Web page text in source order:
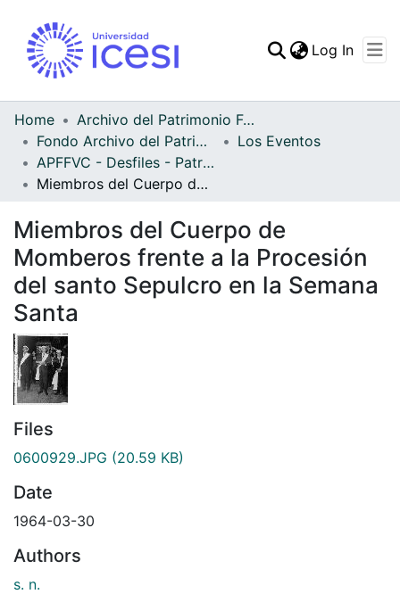
Statistics
Log In
Home
Archivo del Patrimonio Fotográfico y Fílmico del Valle del Cauca
Fondo Archivo del Patrimonio Fotográfico y Fílmico del Valle del Cauca
Los Eventos
APFFVC - Desfiles - Patrimonial
Miembros del Cuerpo de Momberos frente a la Procesión del santo Sepulcro en la Semana Santa
Miembros del Cuerpo de
Momberos frente a la Procesión
del santo Sepulcro en la Semana
Santa
Files
0600929.JPG (20.59 KB)
Date
1964-03-30
Authors
s. n.